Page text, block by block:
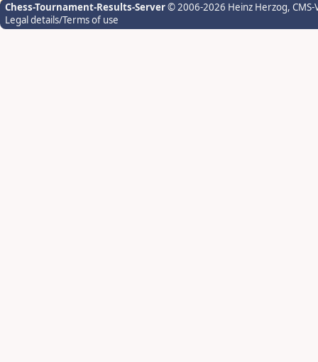
Chess-Tournament-Results-Server© 2006-2026 Heinz Herzog,
Legal details/Terms of use